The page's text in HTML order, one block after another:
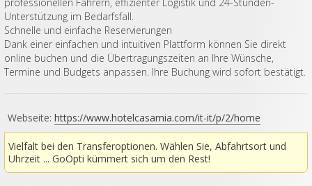
Unterstützung im Bedarfsfall.
Schnelle und einfache Reservierungen
Dank einer einfachen und intuitiven Plattform können Sie direkt
online buchen und die Übertragungszeiten an Ihre Wünsche,
Termine und Budgets anpassen. Ihre Buchung wird sofort bestätigt.
Webseite:https://www.hotelcasamia.com/it-it/p/2/home
Vielfalt bei den Transferoptionen. Wählen Sie, Abfahrtsort und
Uhrzeit ... GoOpti kümmert sich um den Rest!